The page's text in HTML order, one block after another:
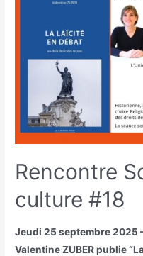
Rencontre
culture #18
Jeudi 25 septembre 2025
Valentine ZUBER publie